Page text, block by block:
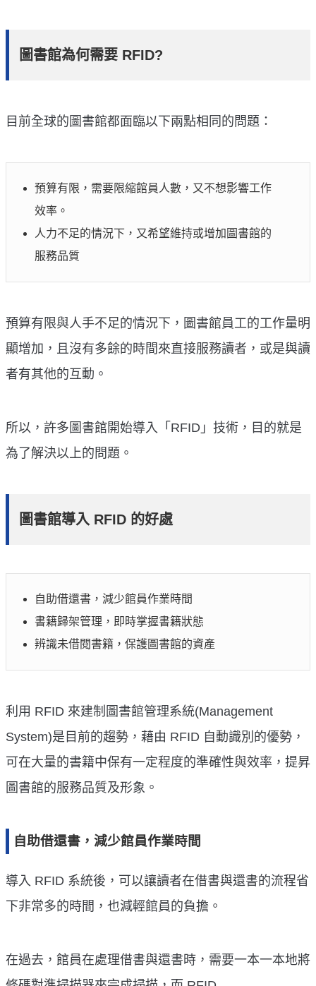
圖書館為何需要 RFID?
目前全球的圖書館都面臨以下兩點相同的問題：
預算有限，需要限縮館員人數，又不想影響工作
效率。
人力不足的情況下，又希望維持或增加圖書館的
服務品質
預算有限與人手不足的情況下，圖書館員工的工作量明
顯增加，且沒有多餘的時間來直接服務讀者，或是與讀
者有其他的互動。
所以，許多圖書館開始導入「RFID」技術，目的就是
為了解決以上的問題。
圖書館導入 RFID 的好處
自助借還書，減少館員作業時間
書籍歸架管理，即時掌握書籍狀態
辨識未借閱書籍，保護圖書館的資產
利用 RFID 來建制圖書館管理系統(Management
System)是目前的趨勢，藉由 RFID 自動識別的優勢，
可在大量的書籍中保有一定程度的準確性與效率，提昇
圖書館的服務品質及形象。
自助借還書，減少館員作業時間
導入 RFID 系統後，可以讓讀者在借書與還書的流程省
下非常多的時間，也減輕館員的負擔。
在過去，館員在處理借書與還書時，需要一本一本地將